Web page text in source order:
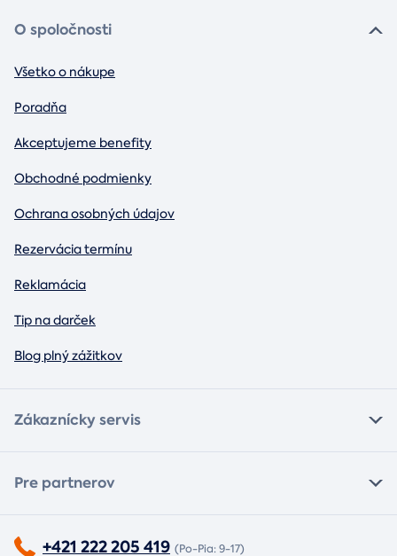
O spoločnosti
Všetko o nákupe
Poradňa
Akceptujeme benefity
Obchodné podmienky
Ochrana osobných údajov
Rezervácia termínu
Reklamácia
Tip na darček
Blog plný zážitkov
Zákaznícky servis
Pre partnerov
+421 222 205 419 (Po-Pia: 9-17)